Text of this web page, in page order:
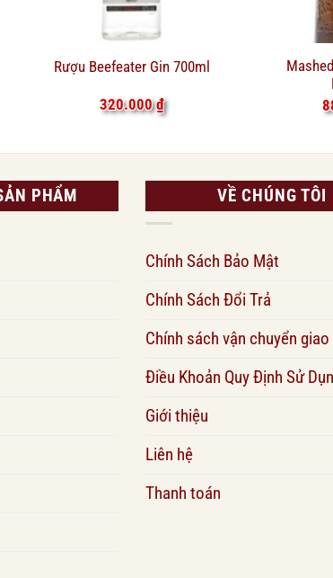
Rượu Beefeater Gin 700ml
320.000₫
PHẨM VỀ CHÚNG TÔI
Chính Sách Bảo Mật
Chính Sách Đổi Trả
Chính sách vận chuyển giao
Điều Khoản Quy Định Sử
Giới thiệu
Liên hệ
Thanh toán